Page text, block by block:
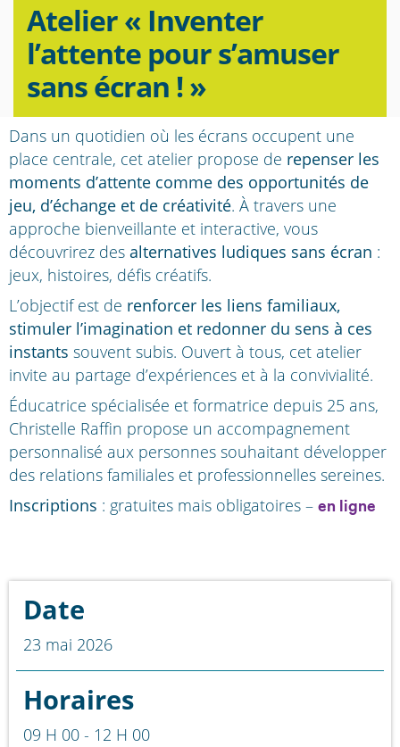
Atelier « Inventer
l’attente pour s’amuser
sans écran ! »
Dans un quotidien où les écrans occupent une
place centrale, cet atelier propose de repenser les
moments d’attente comme des opportunités de
jeu, d’échange et de créativité. À travers une
approche bienveillante et interactive, vous
découvrirez des alternatives ludiques sans écran :
jeux, histoires, défis créatifs.
L’objectif est de renforcer les liens familiaux,
stimuler l’imagination et redonner du sens à ces
instants souvent subis. Ouvert à tous, cet atelier
invite au partage d’expériences et à la convivialité.
Éducatrice spécialisée et formatrice depuis 25 ans,
Christelle Raffin propose un accompagnement
personnalisé aux personnes souhaitant développer
des relations familiales et professionnelles sereines.
Inscriptions : gratuites mais obligatoires – en ligne
Date
23 mai 2026
Horaires
09 H 00 - 12 H 00